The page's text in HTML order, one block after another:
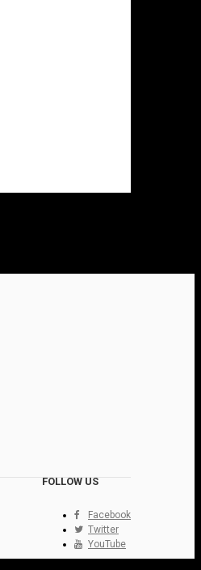
FOLLOW US
Facebook
Twitter
YouTube